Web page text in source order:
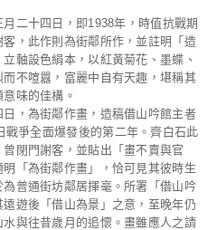
二十四日，即1938年，時值抗戰期
，此作則為街鄰所作，並註明「造
軸設色絹本，以紅黃菊花、墨蝶、
不喧囂，富麗中自有天趣，堪稱其
味的佳構。
，為街鄰作畫，造稿借山吟館主者
戰爭全面爆發後的第二年。齊白石此
閉門謝客，並貼出「畫不賣與官
「為街鄰作畫」，恰可見其彼時生
普通街坊鄰居揮毫。所署「借山吟
遊後「借山為景」之意，至晚年仍
與往昔歲月的追懷。畫雖應人之請